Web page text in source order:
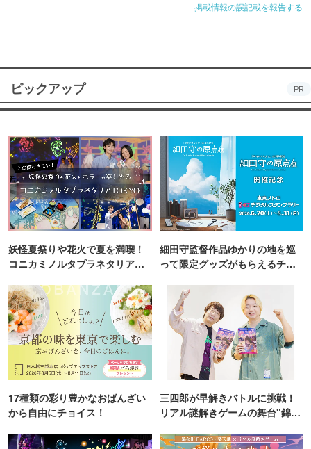
掲載情報の誤記載を報告する
ピックアップ PR
妖怪夏祭りや花火で夏を満喫！
コニカミノルタプラネタリア
細田守監督作品ゆかりの地を巡
って限定グッズがもらえるチャ
17種類の彩り豊かなおばんざい
から自由にチョイス！
三四郎が早解きバトルに挑戦！
リアル謎解きゲームの舞台"錦糸